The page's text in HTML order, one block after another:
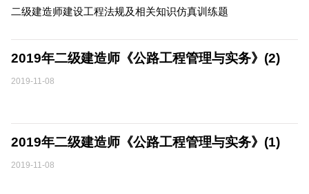
二级建造师建设工程法规及相关知识仿真训练题
2019年二级建造师《公路工程管理与实务》(2)
2019-11-08
2019年二级建造师《公路工程管理与实务》(1)
2019-11-08